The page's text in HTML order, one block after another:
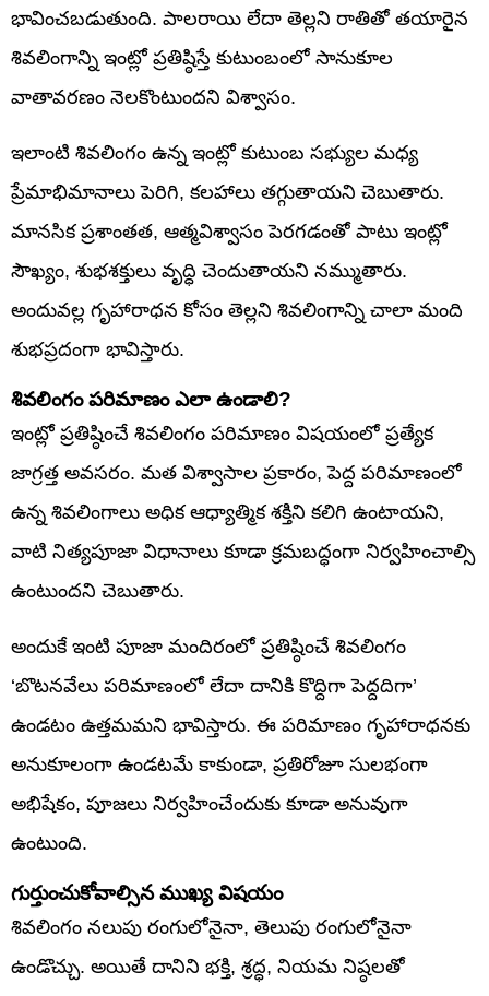
భావించబడుతుంది. పాలరాయి లేదా తెల్లని రాతితో తయారైన
శివలింగాన్ని ఇంట్లో ప్రతిష్ఠిస్తే కుటుంబంలో సానుకూల
వాతావరణం నెలకొంటుందని విశ్వాసం.
ఇలాంటి శివలింగం ఉన్న ఇంట్లో కుటుంబ సభ్యుల మధ్య
ప్రేమాభిమానాలు పెరిగి, కలహాలు తగ్గుతాయని చెబుతారు.
మానసిక ప్రశాంతత, ఆత్మవిశ్వాసం పెరగడంతో పాటు ఇంట్లో
సౌఖ్యం, శుభశక్తులు వృద్ధి చెందుతాయని నమ్ముతారు.
అందువల్ల గృహారాధన కోసం తెల్లని శివలింగాన్ని చాలా మంది
శుభప్రదంగా భావిస్తారు.
శివలింగం పరిమాణం ఎలా ఉండాలి?
ఇంట్లో ప్రతిష్ఠించే శివలింగం పరిమాణం విషయంలో ప్రత్యేక
జాగ్రత్త అవసరం. మత విశ్వాసాల ప్రకారం, పెద్ద పరిమాణంలో
ఉన్న శివలింగాలు అధిక ఆధ్యాత్మిక శక్తిని కలిగి ఉంటాయని,
వాటి నిత్యపూజా విధానాలు కూడా క్రమబద్ధంగా నిర్వహించాల్సి
ఉంటుందని చెబుతారు.
అందుకే ఇంటి పూజా మందిరంలో ప్రతిష్ఠించే శివలింగం
‘బొటనవేలు పరిమాణంలో లేదా దానికి కొద్దిగా పెద్దదిగా’
ఉండటం ఉత్తమమని భావిస్తారు. ఈ పరిమాణం గృహారాధనకు
అనుకూలంగా ఉండటమే కాకుండా, ప్రతిరోజూ సులభంగా
అభిషేకం, పూజలు నిర్వహించేందుకు కూడా అనువుగా
ఉంటుంది.
గుర్తుంచుకోవాల్సిన ముఖ్య విషయం
శివలింగం నలుపు రంగులోనైనా, తెలుపు రంగులోనైనా
ఉండొచ్చు. అయితే దానిని భక్తి, శ్రద్ధ, నియమ నిష్ఠలతో